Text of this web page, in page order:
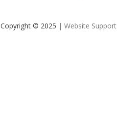
Copyright © 2025 | Website Support